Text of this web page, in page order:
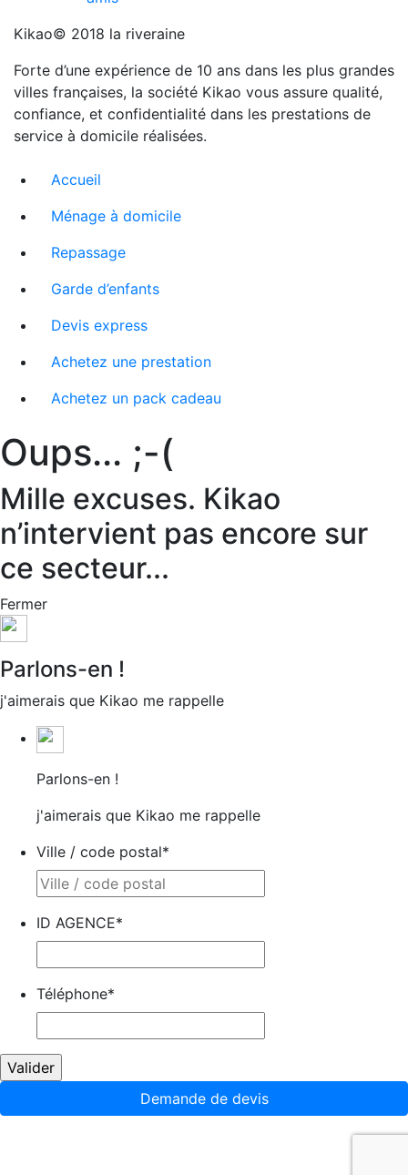
Kikao© 2018 la riveraine
Forte d’une expérience de 10 ans dans les plus grandes
villes françaises, la société Kikao vous assure qualité,
confiance, et confidentialité dans les prestations de
service à domicile réalisées.
Accueil
Ménage à domicile
Repassage
Garde d’enfants
Devis express
Achetez une prestation
Achetez un pack cadeau
Oups... ;-(
Mille excuses. Kikao
n’intervient pas encore sur
ce secteur...
Fermer
Parlons-en !
j'aimerais que Kikao me rappelle
Parlons-en !
j'aimerais que Kikao me rappelle
Ville / code postal*
ID AGENCE*
Téléphone*
Demande de devis